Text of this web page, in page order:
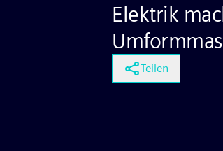
Elektrik
Teilen